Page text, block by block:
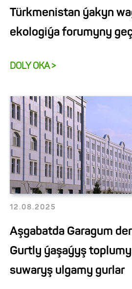
Türkmenistan ýakyn
ekologiýa forumyny
DOLY OKA >
12.08.2025
Aşgabatda Garagum
Gurtly ýaşaýyş
suwaryş ulgamy gurlar